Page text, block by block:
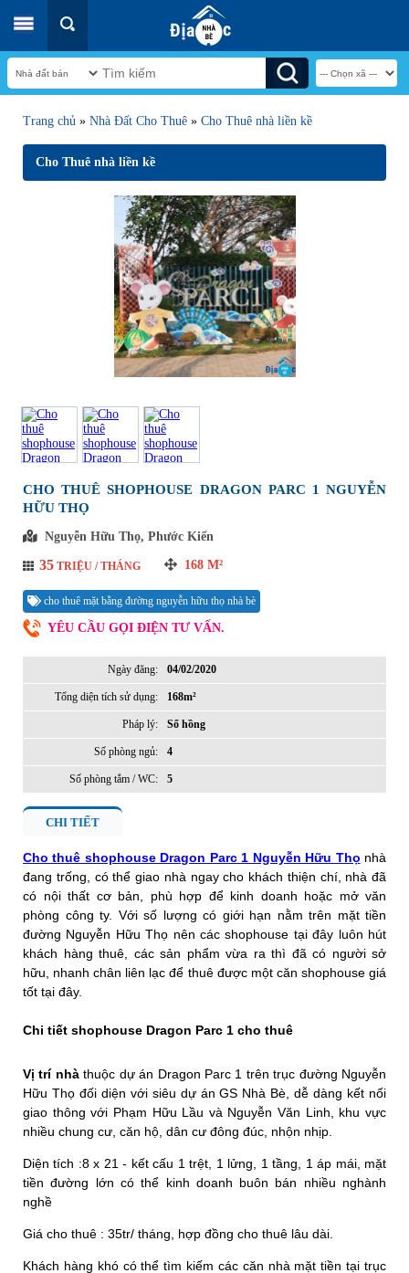
Trang chủ » Nhà Đất Cho Thuê » Cho Thuê nhà liền kề
Cho Thuê nhà liền kề
CHO THUÊ SHOPHOUSE DRAGON PARC 1 NGUYỄN
HỮU THỌ
Nguyễn Hữu Thọ, Phước Kiển
35 TRIỆU / THÁNG 168 M²
cho thuê mặt bằng đường nguyễn hữu thọ nhà bè
YÊU CẦU GỌI ĐIỆN TƯ VẤN.
Ngày đăng: 04/02/2020
Tổng diện tích sử dụng: 168m²
Pháp lý: Sổ hồng
Số phòng ngủ: 4
Số phòng tắm / WC: 5
CHI TIẾT
Cho thuê shophouse Dragon Parc 1 Nguyễn Hữu Thọ nhà
đang trống, có thể giao nhà ngay cho khách thiện chí, nhà đã
có nội thất cơ bản, phù hợp để kinh doanh hoặc mở văn
phòng công ty. Với số lượng có giới hạn nằm trên mặt tiền
đường Nguyễn Hữu Thọ nên các shophouse tại đây luôn hút
khách hàng thuê, các sản phẩm vừa ra thì đã có người sở
hữu, nhanh chân liên lạc để thuê được một căn shophouse giá
tốt tại đây.
Chi tiết shophouse Dragon Parc 1 cho thuê
Vị trí nhàthuộc dự án Dragon Parc 1 trên trục đường Nguyễn
Hữu Thọ đối diện với siêu dự án GS Nhà Bè, dễ dàng kết nối
giao thông với Phạm Hữu Lầu và Nguyễn Văn Linh, khu vực
nhiều chung cư, căn hộ, dân cư đông đúc, nhộn nhịp.
Diện tích :8 x 21 - kết cấu 1 trệt, 1 lửng, 1 tầng, 1 áp mái, mặt
tiền đường lớn có thể kinh doanh buôn bán nhiều nghành
nghề
Giá cho thuê : 35tr/ tháng, hợp đồng cho thuê lâu dài.
Khách hàng khó có thể tìm kiếm các căn nhà mặt tiền tại trục